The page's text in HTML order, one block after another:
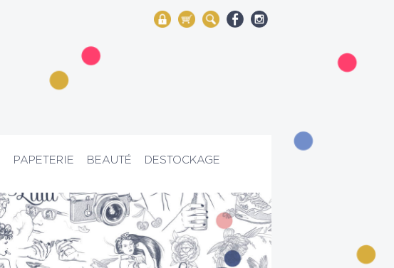
My Account
Mon panier
Rechercher
PAPETERIE BEAUTÉ DESTOCKAGE